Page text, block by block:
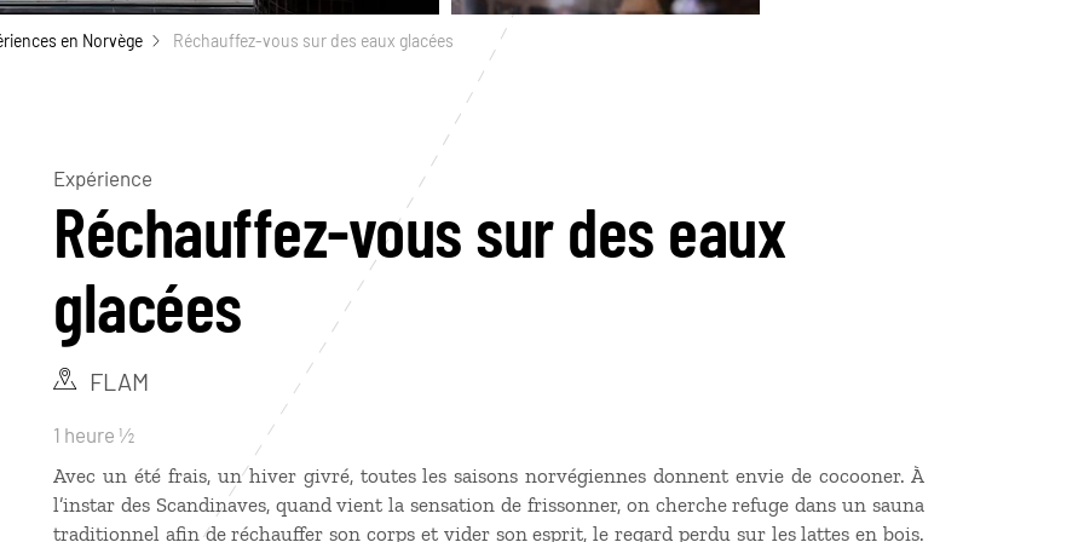
en Norvège Réchauffez-vous sur des eaux glacées
Expérience
Réchauffez-vous sur des eaux
glacées
FLAM
1 heure ½
Avec un été frais, un hiver givré, toutes les saisons norvégiennes donnent envie de cocooner. À
l’instar des Scandinaves, quand vient la sensation de frissonner, on cherche refuge dans un sauna
traditionnel afin de réchauffer son corps et vider son esprit, le regard perdu sur les lattes en bois.